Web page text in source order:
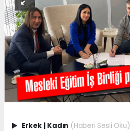
Erkek | Kadın (Haberi Sesli Oku)